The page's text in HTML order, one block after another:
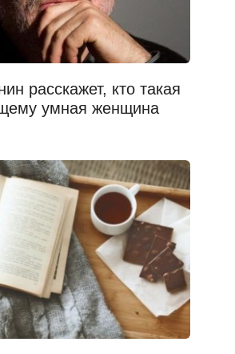
расскажет, кто такая
умная женщина